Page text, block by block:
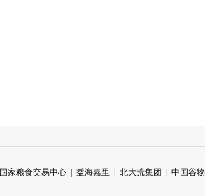
国家粮食交易中心 益海嘉里 北大荒集团 中国谷